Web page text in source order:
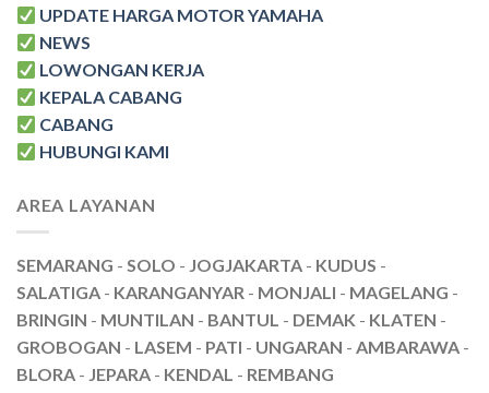
UPDATE HARGA MOTOR YAMAHA
NEWS
LOWONGAN KERJA
KEPALA CABANG
CABANG
HUBUNGI KAMI
AREA LAYANAN
SEMARANG - SOLO - JOGJAKARTA - KUDUS -
SALATIGA - KARANGANYAR - MONJALI - MAGELANG -
BRINGIN - MUNTILAN - BANTUL - DEMAK - KLATEN -
GROBOGAN - LASEM - PATI - UNGARAN - AMBARAWA -
BLORA - JEPARA - KENDAL - REMBANG